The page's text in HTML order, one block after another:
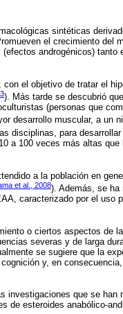
sintéticas
el crecimiento del
androgénicos) tanto
el objetivo de tratar el
). Más tarde se descubrió
(personas que
desarrollo muscular, a un
disciplinas, para
a 100 veces más altas
a la población en
et al., 2008). Además, se ha
caracterizado por el uso
o ciertos aspectos de
severas y de larga
se sugiere que la
y, en
investigaciones que se han
de esteroides anabólico-